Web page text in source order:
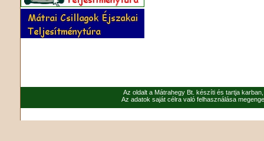
Az oldalt a Mátrahegy Bt. készíti és tartja
Az adatok saját célra való felhasználása